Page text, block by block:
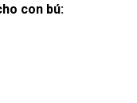
con bú: